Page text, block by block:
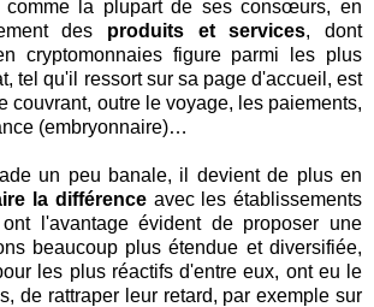
comme la plupart de ses consœurs, en
des produits et services, dont
cryptomonnaies figure parmi les plus
tel qu'il ressort sur sa page d'accueil, est
couvrant, outre le voyage, les paiements,
(embryonnaire)…
un peu banale, il devient de plus en
la différenceavec les établissements
l'avantage évident de proposer une
beaucoup plus étendue et diversifiée,
les plus réactifs d'entre eux, ont eu le
de rattraper leur retard, par exemple sur